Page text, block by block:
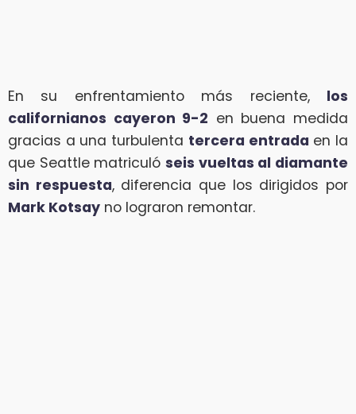
En su enfrentamiento más reciente, los
californianos cayeron 9-2 en buena medida
gracias a una turbulenta tercera entrada en la
que Seattle matriculó seis vueltas al diamante
sin respuesta, diferencia que los dirigidos por
Mark Kotsay no lograron remontar.